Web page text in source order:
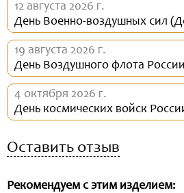
12 августа 2026 г.
День Военно-воздушных сил
19 августа 2026 г.
День Воздушного флота России
4 октября 2026 г.
День космических войск
Оставить отзыв
Рекомендуем с этим изделием: